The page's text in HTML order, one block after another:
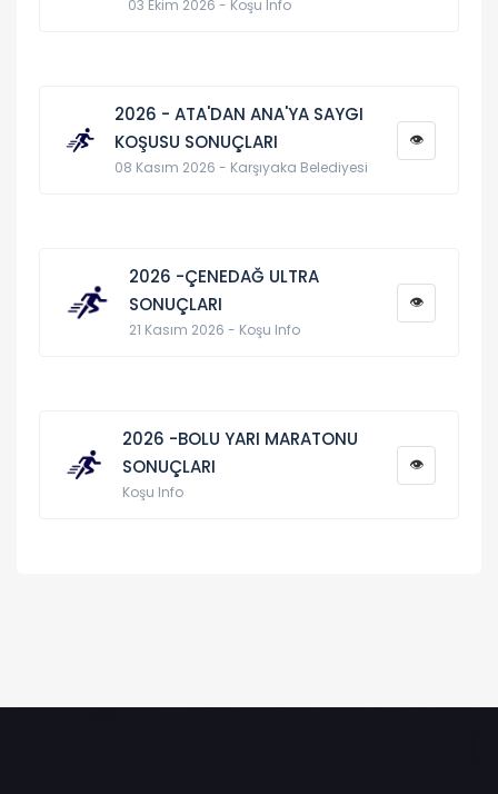
03 Ekim 2026 - Koşu Info
2026 - ATA'DAN ANA'YA SAYGI
KOŞUSU SONUÇLARI
08 Kasım 2026 - Karşıyaka Belediyesi
👁
2026 -ÇENEDAĞ ULTRA
SONUÇLARI
21 Kasım 2026 - Koşu Info
👁
2026 -BOLU YARI MARATONU
SONUÇLARI
Koşu Info
👁